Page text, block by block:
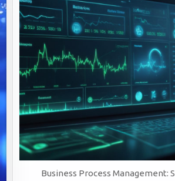
Business Process Management: